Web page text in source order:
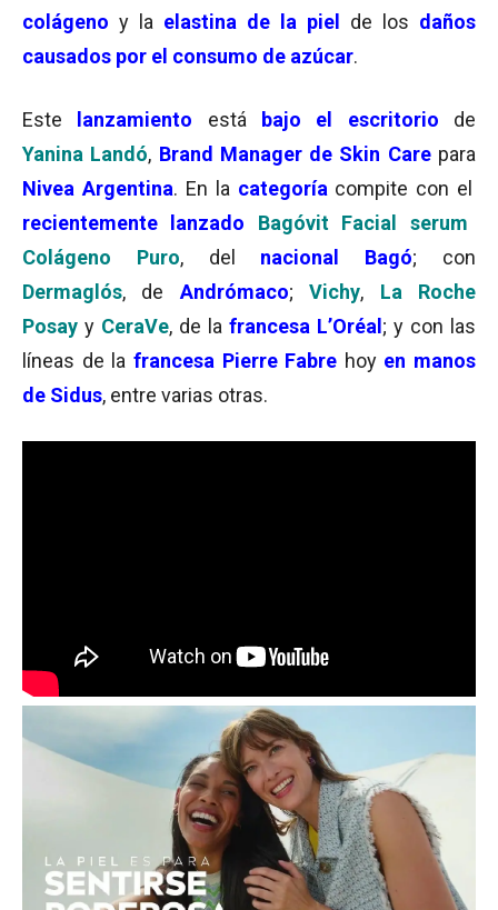
colágeno y la elastina de la piel de los daños
causados por el consumo de azúcar.
Este lanzamiento está bajo el escritorio
de
Yanina Landó, Brand Manager de Skin Carepara
Nivea Argentina. En la categoría compite con el
recientemente lanzado
Bagóvit Facial
serum
Colágeno Puro, del nacional Bagó; con
Dermaglós, de Andrómaco;Vichy, La Roche
Posay y CeraVe, de la francesa L’Oréal ; y con las
líneas de la francesa Pierre Fabre hoy en manos
de Sidus, entre varias otras.